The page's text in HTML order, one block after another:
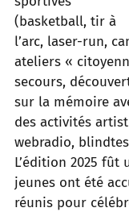
(basketball, tir à
l’arc, laser-run,
ateliers «
secours,
sur la mémoire
des activités
webradio,
L’édition 2025 fût
jeunes ont été
réunis pour